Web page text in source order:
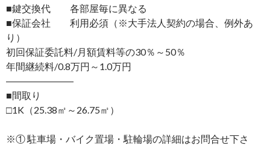
■鍵交換代 各部屋毎に異なる
■保証会社 利用必須（※大手法人契約の場合、例外あ
り）
初回保証委託料/月額賃料等の30％～50％
年間継続料/0.8万円～1.0万円
―――――――
■間取り
□1K（25.38㎡～26.75㎡）
※① 駐車場・バイク置場・駐輪場の詳細はお問合せ下さ